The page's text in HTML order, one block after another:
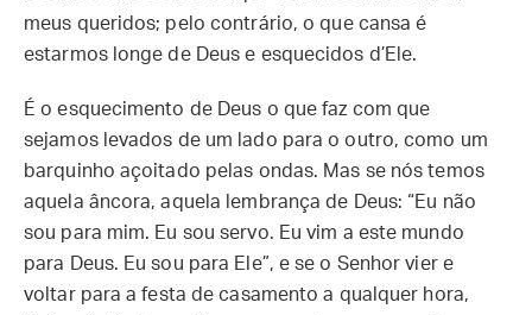
meus queridos; pelo contrário, o que cansa é
estarmos longe de Deus e esquecidos d’Ele.
É o esquecimento de Deus o que faz com que
sejamos levados de um lado para o outro, como um
barquinho açoitado pelas ondas. Mas se nós temos
aquela âncora, aquela lembrança de Deus: “Eu não
sou para mim. Eu sou servo. Eu vim a este mundo
para Deus. Eu sou para Ele”, e se o Senhor vier e
voltar para a festa de casamento a qualquer hora,